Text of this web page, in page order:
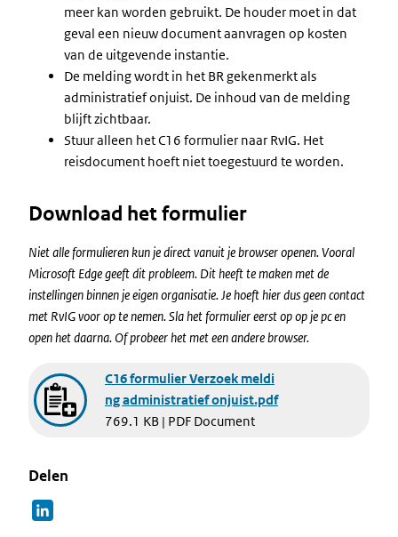
meer kan worden gebruikt. De houder moet in dat
geval een nieuw document aanvragen op kosten
van de uitgevende instantie.
De melding wordt in het BR gekenmerkt als
administratief onjuist. De inhoud van de melding
blijft zichtbaar.
Stuur alleen het C16 formulier naar RvIG. Het
reisdocument hoeft niet toegestuurd te worden.
Download het formulier
Niet alle formulieren kun je direct vanuit je browser openen. Vooral
Microsoft Edge geeft dit probleem. Dit heeft te maken met de
instellingen binnen je eigen organisatie. Je hoeft hier dus geen contact
met RvIG voor op te nemen. Sla het formulier eerst op op je pc en
open het daarna. Of probeer het met een andere browser.
Document
C16 formulier Verzoek meldi
ng administratief onjuist.pdf
769.1 KB | PDF Document
Delen